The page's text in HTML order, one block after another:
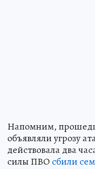
Напомним,
объявляли угрозу
действовала два
силы ПВО сбили